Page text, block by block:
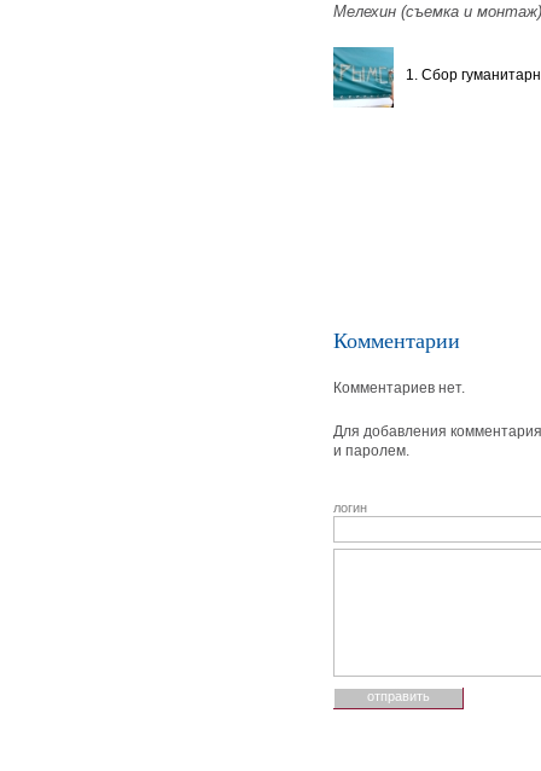
Мелехин (съемка и монтаж)
1. Сбор
Комментарии
Комментариев нет.
Для добавления
и паролем.
логин